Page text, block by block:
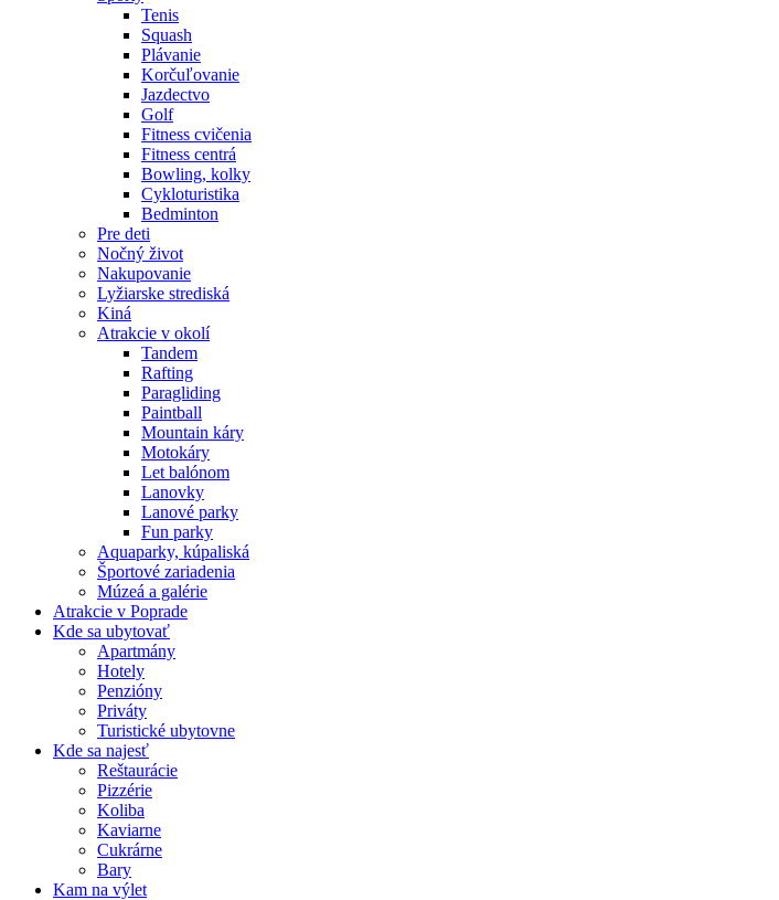
Tenis
Squash
Plávanie
Korčuľovanie
Jazdectvo
Golf
Fitness cvičenia
Fitness centrá
Bowling, kolky
Cykloturistika
Bedminton
Pre deti
Nočný život
Nakupovanie
Lyžiarske strediská
Kiná
Atrakcie v okolí
Tandem
Rafting
Paragliding
Paintball
Mountain káry
Motokáry
Let balónom
Lanovky
Lanové parky
Fun parky
Aquaparky, kúpaliská
Športové zariadenia
Múzeá a galérie
Atrakcie v Poprade
Kde sa ubytovať
Apartmány
Hotely
Penzióny
Priváty
Turistické ubytovne
Kde sa najesť
Reštaurácie
Pizzérie
Koliba
Kaviarne
Cukrárne
Bary
Kam na výlet